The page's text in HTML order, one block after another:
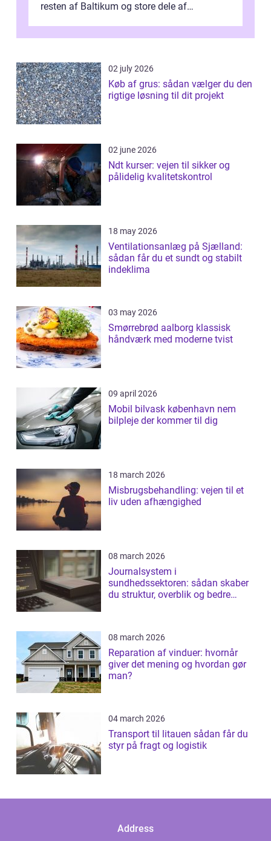
resten af Baltikum og store dele af
02 july 2026
Køb af grus: sådan vælger du den
rigtige løsning til dit projekt
02 june 2026
Ndt kurser: vejen til sikker og
pålidelig kvalitetskontrol
18 may 2026
Ventilationsanlæg på Sjælland:
sådan får du et sundt og stabilt
indeklima
03 may 2026
Smørrebrød aalborg klassisk
håndværk med moderne tvist
09 april 2026
Mobil bilvask københavn nem
bilpleje der kommer til dig
18 march 2026
Misbrugsbehandling: vejen til et
liv uden afhængighed
08 march 2026
Journalsystem i
sundhedssektoren: sådan skaber
du struktur, overblik og bedre
08 march 2026
Reparation af vinduer: hvornår
giver det mening og hvordan gør
man?
04 march 2026
Transport til litauen sådan får du
styr på fragt og logistik
Address